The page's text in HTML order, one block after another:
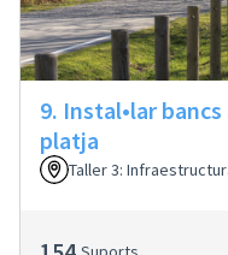
9. Instal•lar
platja
Taller 3: